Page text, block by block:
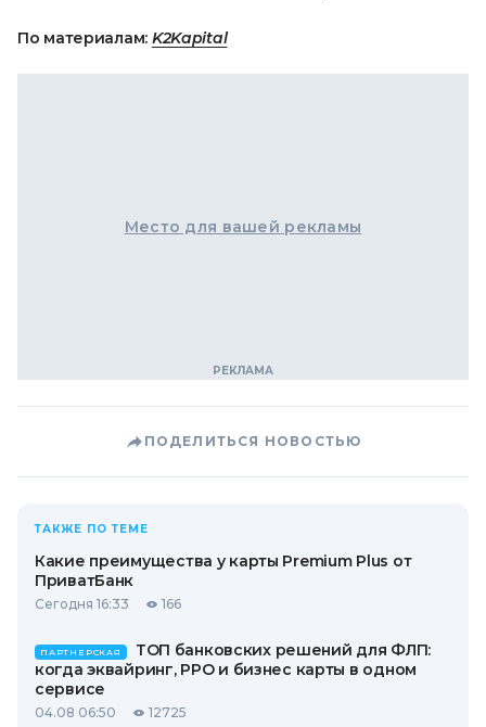
По материалам: K2Kapital
Место для вашей рекламы
ПОДЕЛИТЬСЯ НОВОСТЬЮ
ТАКЖЕ ПО ТЕМЕ
Какие преимущества у карты Premium Plus от
ПриватБанк
Сегодня 16:33 166
ПАРТНЕРСКАЯ
ТОП банковских решений для ФЛП:
когда эквайринг, РРО и бизнес карты в одном
сервисе
04.08 06:50 12725